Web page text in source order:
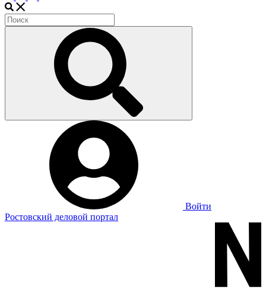
Войти
Ростовский деловой портал